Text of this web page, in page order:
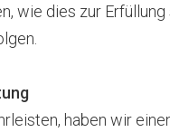
wie dies zur
haben wir